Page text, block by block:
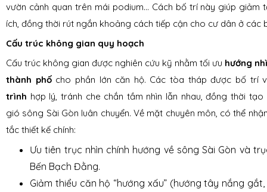
vườn cảnh quan trên mái podium… Cách bố trí này giúp giảm
ích, đồng thời rút ngắn khoảng cách tiếp cận cho cư dân ở các
Cấu trúc không gian quy hoạch
Cấu trúc không gian được nghiên cứu kỹ nhằm tối ưu hướng
thành phốcho phần lớn căn hộ. Các tòa tháp được bố trí
trình hợp lý, tránh che chắn tầm nhìn lẫn nhau, đồng thời
gió sông Sài Gòn luân chuyển. Về mặt chuyên môn, có thể
tắc thiết kế chính:
Ưu tiên trục nhìn chính hướng về sông Sài Gòn và
Bến Bạch Đằng.
Giảm thiểu căn hộ “hướng xấu” (hướng tây nắng